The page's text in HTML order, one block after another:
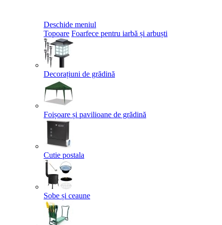
Deschide meniul
Topoare Foarfece pentru iarbă și arbuști
Decorațiuni de grădină
Foișoare și pavilioane de grădină
Cutie postala
Sobe și ceaune